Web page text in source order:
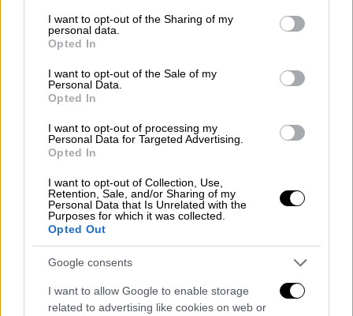
not limited to your visit or usage behaviour. You may click to
grant or deny consent to Google and its third-party tags to
use your data for below specified purposes in below Google
consent section.
I want to opt-out of the Sharing of my
personal data.
Opted In
I want to opt-out of the Sale of my
Personal Data.
Opted In
I want to opt-out of processing my
Personal Data for Targeted Advertising.
Opted In
I want to opt-out of Collection, Use,
Retention, Sale, and/or Sharing of my
Personal Data that Is Unrelated with the
Purposes for which it was collected.
Opted Out
Google consents
I want to allow Google to enable storage
related to advertising like cookies on web or
Συνταγές|05.01.2023 08:40
Χοιρινό πρασοσέλινο - Ένα έξοχο
παραδοσιακό πιάτο
Συνταγή για χοιρινό με πράσα, σέλινο και
σάλτσα αυγολέμονο. Χαρακτηριστικό πιάτο
του χειμώνα και του ελληνικού, γιορτινού
-και όχι μόνο- τραπεζιού.